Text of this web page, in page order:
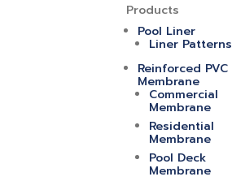
Products
Pool Liner
Liner Patterns
Reinforced PVC
Membrane
Commercial
Membrane
Residential
Membrane
Pool Deck
Membrane